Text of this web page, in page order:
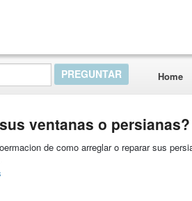
Home
ventanas o persianas?
de como arreglar o reparar sus